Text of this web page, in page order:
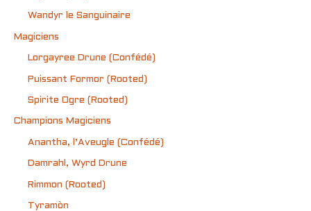
Wandyr le Sanguinaire
Magiciens
Lorgayree Drune (Confédé)
Puissant Formor (Rooted)
Spirite Ogre (Rooted)
Champions Magiciens
Anantha, l’Aveugle (Confédé)
Damrahl, Wyrd Drune
Rimmon (Rooted)
Tyramòn